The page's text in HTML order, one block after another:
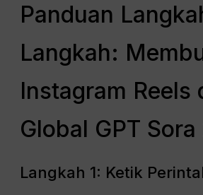
Panduan
Langkah:
Instagram Reels
Global GPT Sora
Langkah 1: Ketik